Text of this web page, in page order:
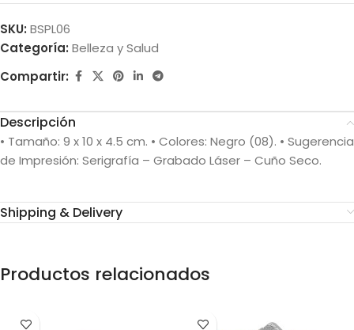
SKU: BSPL06
Categoría: Belleza y Salud
Compartir:
Descripción
• Tamaño: 9 x 10 x 4.5 cm. • Colores: Negro (08). • Sugerencia
de Impresión: Serigrafía – Grabado Láser – Cuño Seco.
Shipping & Delivery
Productos relacionados